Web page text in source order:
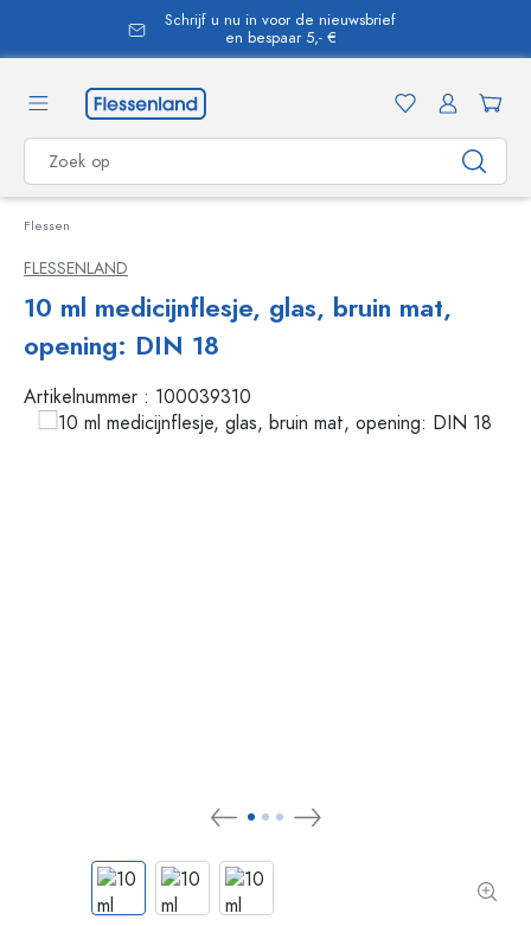
Schrijf u nu in voor de nieuwsbrief
en bespaar 5,- €
Flessen
FLESSENLAND
10 ml medicijnflesje, glas, bruin mat,
opening: DIN 18
Artikelnummer : 100039310